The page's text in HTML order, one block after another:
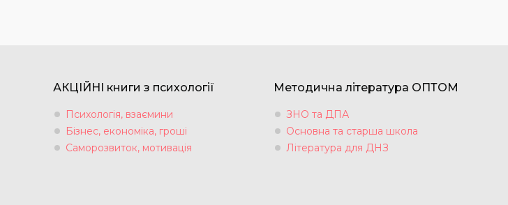
АКЦІЙНІ книги з психології
Психологія, взаємини
Бізнес, економіка, гроші
Саморозвиток, мотивація
Методична література ОПТОМ
ЗНО та ДПА
Основна та старша школа
Література для ДНЗ